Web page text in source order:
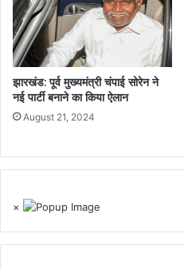
झारखंड: पूर्व मुख्यमंत्री चंपाई सोरेन ने
नई पार्टी बनाने का किया ऐलान
August 21, 2024
×